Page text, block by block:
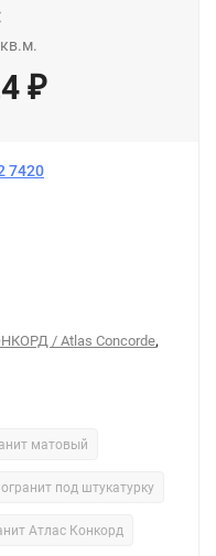
кв.м.
₽
7420
/ Atlas Concorde,
матовый
под штукатурку
Атлас Конкорд